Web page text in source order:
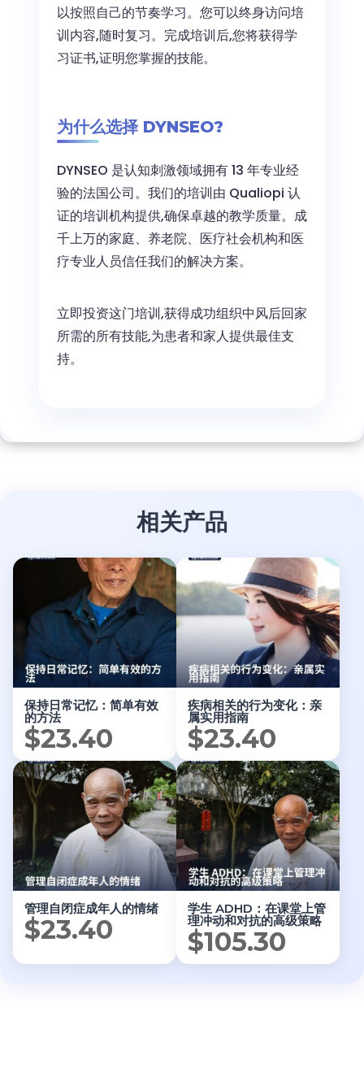
以按照自己的节奏学习。您可以终身访问培
训内容,随时复习。完成培训后,您将获得学
习证书,证明您掌握的技能。
为什么选择 DYNSEO?
DYNSEO 是认知刺激领域拥有 13 年专业经
验的法国公司。我们的培训由 Qualiopi 认
证的培训机构提供,确保卓越的教学质量。成
千上万的家庭、养老院、医疗社会机构和医
疗专业人员信任我们的解决方案。
立即投资这门培训,获得成功组织中风后回家
所需的所有技能,为患者和家人提供最佳支
持。
相关产品
保持日常记忆：简单有效
的方法
$23.40
疾病相关的行为变化：亲
属实用指南
$23.40
管理自闭症成年人的情绪
$23.40
学生 ADHD：在课堂上管
理冲动和对抗的高级策略
$105.30